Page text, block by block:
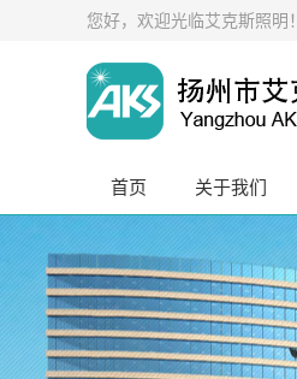
您好，欢迎光临艾克斯照明！
首页 关于我们